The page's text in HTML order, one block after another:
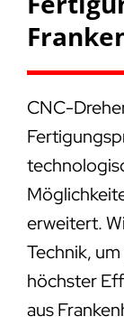
CNC-
erweitert.
Technik,
höchster
aus